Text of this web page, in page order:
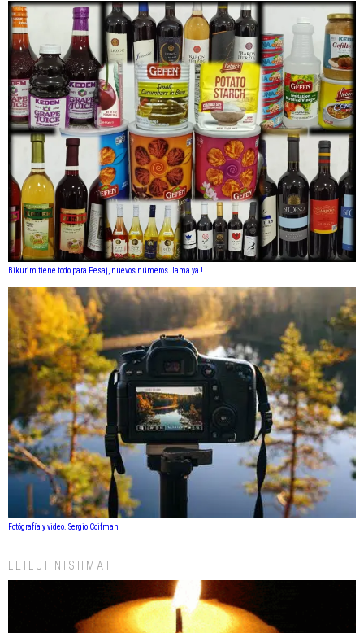
Bikurim tiene todo para Pesaj, nuevos números llama ya !
Fotógrafía y video. Sergio Coifman
LEILUI NISHMAT